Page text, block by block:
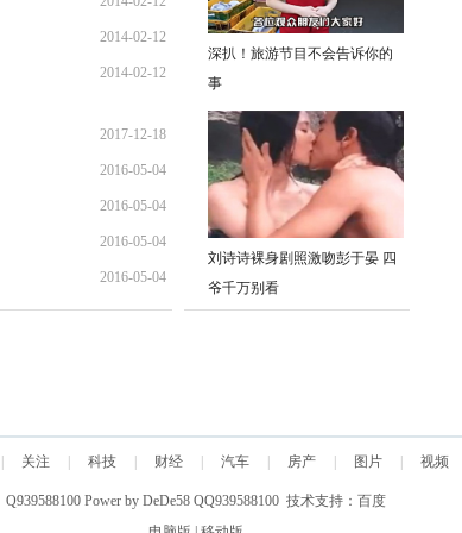
13:13:15
2014-02-12
11:23:33
2014-02-12
2017-12-18
16:45:12
2016-05-04
20:43:30
2016-05-04
20:37:06
2016-05-04
20:34:38
2016-05-04
20:30:36
深扒！旅游节目不会告诉你的
事
刘诗诗裸身剧照激吻彭于晏 四
爷千万别看
关注 科技 财经 汽车 房产 图片 视频
Q939588100 Power by DeDe58 QQ939588100 技术支持： 百度